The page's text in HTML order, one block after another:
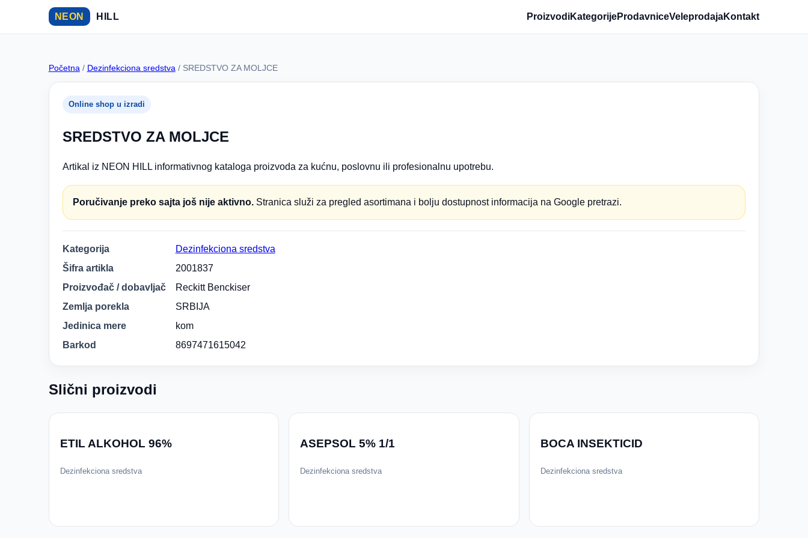
NEON HILL ProizvodiKategorijeProdavniceVeleprodajaKontakt
Početna / Dezinfekciona sredstva / SREDSTVO ZA MOLJCE
Online shop u izradi
SREDSTVO ZA MOLJCE
Artikal iz NEON HILL informativnog kataloga proizvoda za kućnu, poslovnu ili profesionalnu upotrebu.
Poručivanje preko sajta još nije aktivno.Stranica služi za pregled asortimana i bolju dostupnost informacija na Google pretrazi.
Kategorija
Dezinfekciona sredstva
Šifra artikla
2001837
Proizvođač / dobavljač
Reckitt Benckiser
Zemlja porekla
SRBIJA
Jedinica mere
kom
Barkod
8697471615042
Slični proizvodi
ETIL ALKOHOL 96%
Dezinfekciona sredstva
ASEPSOL 5% 1/1
Dezinfekciona sredstva
BOCA INSEKTICID
Dezinfekciona sredstva